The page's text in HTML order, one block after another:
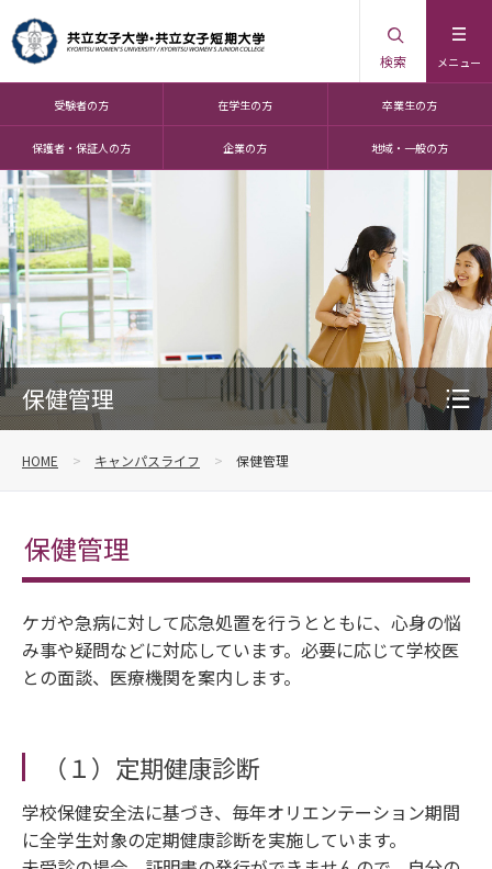
メニュー
検索
受験者の方 在学生の方 卒業生の方
保護者・保証人の方 企業の方 地域・一般の方
保健管理
HOME キャンパスライフ 保健管理
保健管理
ケガや急病に対して応急処置を行うとともに、心身の悩
み事や疑問などに対応しています。必要に応じて学校医
との面談、医療機関を案内します。
（１）定期健康診断
学校保健安全法に基づき、毎年オリエンテーション期間
に全学生対象の定期健康診断を実施しています。